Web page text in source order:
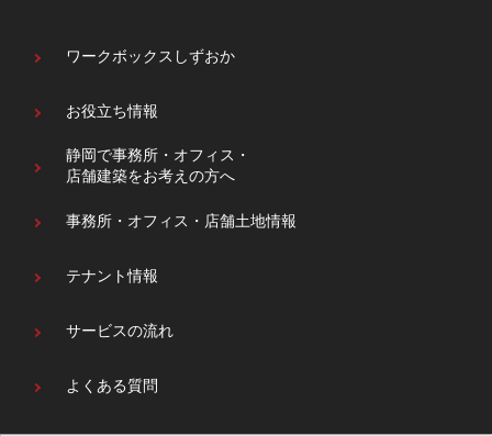
ワークボックスしずおか
お役立ち情報
静岡で事務所・オフィス・
店舗建築をお考えの方へ
事務所・オフィス・ 店舗土地情報
テナント情報
サービスの流れ
よくある質問